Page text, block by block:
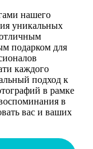
нашего
уникальных
подарком для
каждого
подход к
в рамке
в
вас и ваших